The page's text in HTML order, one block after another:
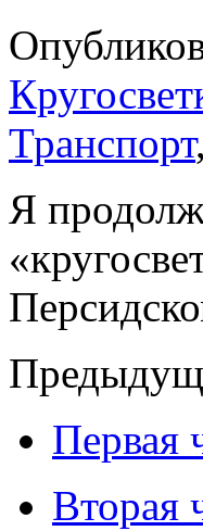
Транспорт,
Я
Первая
Вторая